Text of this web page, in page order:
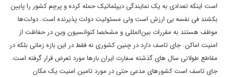
است اینکه تعدادی به یک نمایندگی دیپلماتیک حمله کرده و پرچم کشور را پایین
بکشند فی نفسه بی ارزش است ولی مسئولیت دولت پذیرنده است. دولت‌ها
موظف هستند به مقررات بین‌المللی و مشخصا کنوانسیون وین در حفاظت از
امنیت اماکن. جای تاسف دارد در چنین کشوری نه فقط در این بازه زمانی بلکه در
مقاطع طولانی سال های گذشته سفارت ایران بارها مورد تعرض قرار گرفته است.
جای تاسف است کشورهای مدعی حتی در مورد تامین امنیت یک مکان